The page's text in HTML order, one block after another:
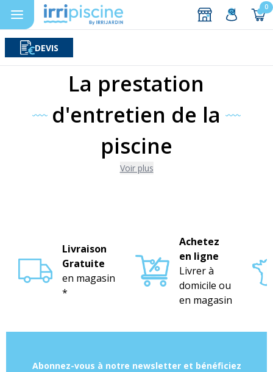
0
DEVIS
La prestation
d'entretien de la
piscine
Voir plus
Livraison
Gratuite
en magasin
*
Achetez
en ligne
Livrer à
domicile ou
en magasin
Abonnez-vous à notre newsletter et bénéficiez